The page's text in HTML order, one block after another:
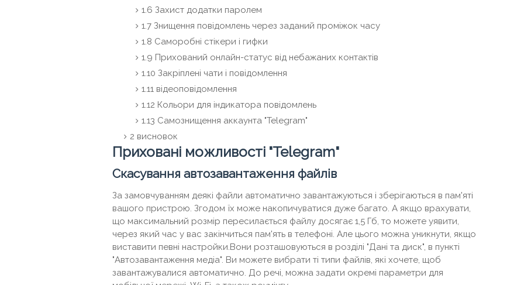
1.6 Захист додатки паролем
1.7 Знищення повідомлень через заданий проміжок часу
1.8 Саморобні стікери і гифки
1.9 Прихований онлайн-статус від небажаних контактів
1.10 Закріплені чати і повідомлення
1.11 відеоповідомлення
1.12 Кольори для індикатора повідомлень
1.13 Самознищення аккаунта "Telegram"
2 висновок
Приховані можливості "Telegram"
Скасування автозавантаження файлів
За замовчуванням деякі файли автоматично завантажуються і зберігаються в пам'яті
вашого пристрою. Згодом їх може накопичуватися дуже багато. А якщо врахувати,
що максимальний розмір пересилається файлу досягає 1,5 Гб, то можете уявити,
через який час у вас закінчиться пам'ять в телефоні. Але цього можна уникнути, якщо
виставити певні настройки.Вони розташовуються в розділі "Дані та диск", в пункті
"Автозавантаження медіа". Ви можете вибрати ті типи файлів, які хочете, щоб
завантажувалися автоматично. До речі, можна задати окремі параметри для